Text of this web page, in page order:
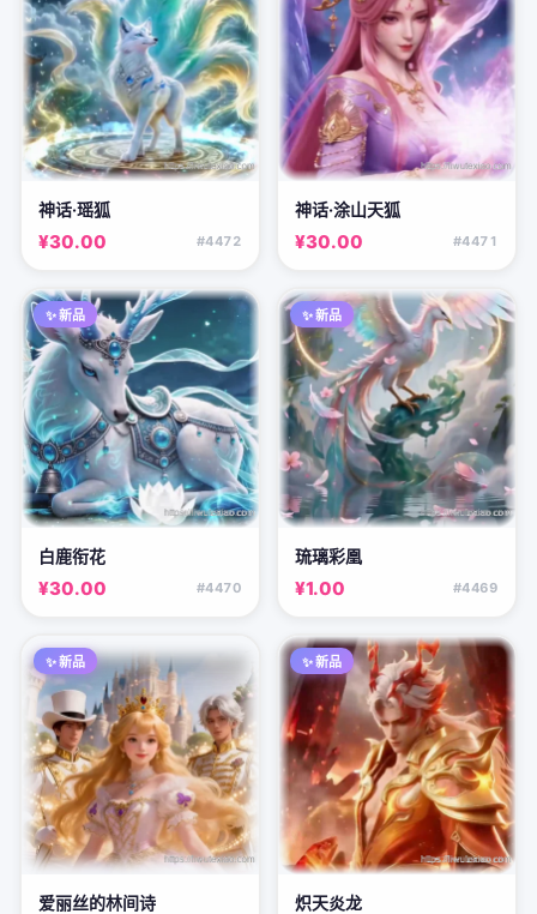
神话·瑶狐
¥30.00 #4472
神话·涂山天狐
¥30.00 #4471
✨ 新品
白鹿衔花
¥30.00 #4470
✨ 新品
琉璃彩凰
¥1.00 #4469
✨ 新品
爱丽丝的林间诗
✨ 新品
炽天炎龙